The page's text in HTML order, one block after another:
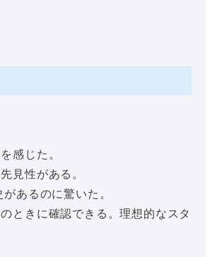
感じた。
見性がある。
あるのに驚いた。
ときに確認できる。理想的なスタ